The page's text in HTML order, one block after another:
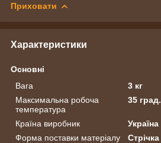
Приховати
Характеристики
Основні
Вага
3 кг
Максимальна робоча
температура
35 град.
Країна виробник
Україна
Форма поставки матеріалу
Стрічка